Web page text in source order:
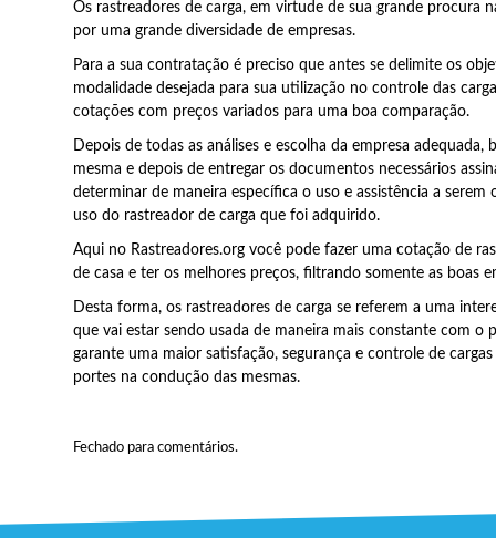
Os rastreadores de carga, em virtude de sua grande procura
por uma grande diversidade de empresas.
Para a sua contratação é preciso que antes se delimite os
modalidade desejada para sua utilização no controle das
cotações com preços variados para uma boa comparação.
Depois de todas as análises e escolha da empresa
mesma e depois de entregar os documentos necessários
determinar de maneira específica o uso e assistência a
uso do rastreador de carga que foi adquirido.
Aqui no Rastreadores.org você pode fazer uma cotação de
de casa e ter os melhores preços, filtrando somente as boas
Desta forma, os rastreadores de carga se referem a uma
que vai estar sendo usada de maneira mais constante com o
garante uma maior satisfação, segurança e controle de
portes na condução das mesmas.
Fechado para comentários.